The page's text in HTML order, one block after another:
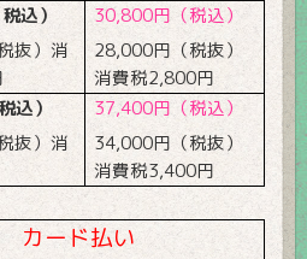
込）
抜）消
30,800円（税込）
28,000円（税抜）
消費税2,800円
込）
抜）消
37,400円（税込）
34,000円（税抜）
消費税3,400円
カード払い